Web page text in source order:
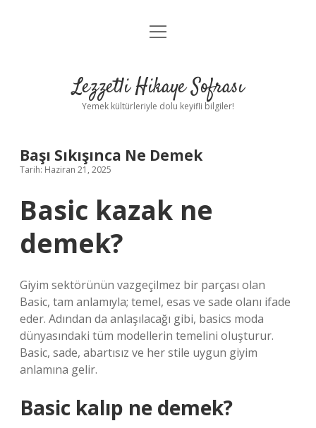
Anasayfa
Yasal Uyarı
menüyü
Lezzetli Hikaye Sofrası
Yemek kültürleriyle dolu keyifli bilgiler!
Başı Sıkışınca Ne Demek
Tarih: Haziran 21, 2025
Basic kazak ne
demek?
Giyim sektörünün vazgeçilmez bir parçası olan
Basic, tam anlamıyla; temel, esas ve sade olanı ifade
eder. Adından da anlaşılacağı gibi, basics moda
dünyasındaki tüm modellerin temelini oluşturur.
Basic, sade, abartısız ve her stile uygun giyim
anlamına gelir.
Basic kalıp ne demek?